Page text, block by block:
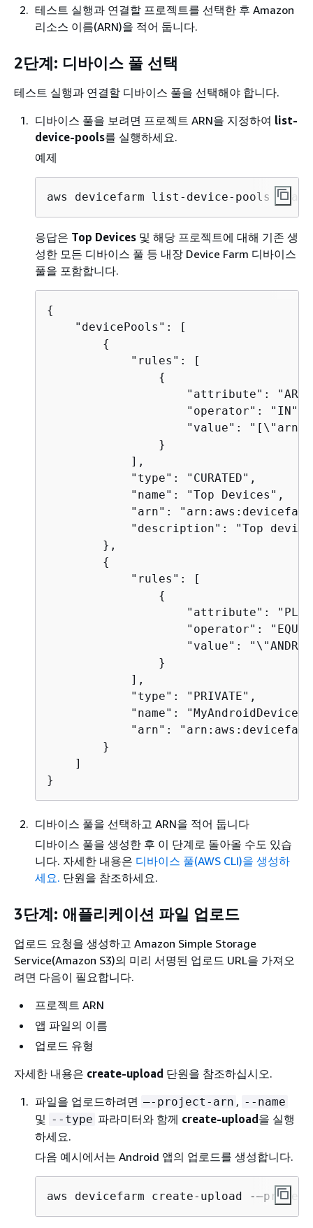
테스트 실행과 연결할 프로젝트를 선택한 후 Amazon
리소스 이름(ARN)을 적어 둡니다.
2단계: 디바이스 풀 선택
테스트 실행과 연결할 디바이스 풀을 선택해야 합니다.
디바이스 풀을 보려면 프로젝트 ARN을 지정하여 list-
device-pools를 실행하세요.
예제
aws devicefarm list-device-pools --
응답은 Top Devices 및 해당 프로젝트에 대해 기존 생
성한 모든 디바이스 풀 등 내장 Device Farm 디바이스
풀을 포함합니다.
{
    "devicePools": [
{
            "rules": [
{
"attribute":
                    "operator": "IN",
"value":
                }
            ],
            "type": "CURATED",
            "name": "Top Devices",
"arn":
"description": "Top
        },
{
            "rules": [
{
"attribute":
"operator":
"value":
                }
            ],
            "type": "PRIVATE",
"name":
"arn":
        }
    ]
}
디바이스 풀을 선택하고 ARN을 적어 둡니다
디바이스 풀을 생성한 후 이 단계로 돌아올 수도 있습
니다. 자세한 내용은 디바이스 풀(AWS CLI)을 생성하
세요. 단원을 참조하세요.
3단계: 애플리케이션 파일 업로드
업로드 요청을 생성하고 Amazon Simple Storage
Service(Amazon S3)의 미리 서명된 업로드 URL을 가져오
려면 다음이 필요합니다.
프로젝트 ARN
앱 파일의 이름
업로드 유형
자세한 내용은 create-upload 단원을 참조하십시오.
파일을 업로드하려면 –-project-arn , --name
및 --type 파라미터와 함께 create-upload을 실행
하세요.
다음 예시에서는 Android 앱의 업로드를 생성합니다.
aws devicefarm create-upload -